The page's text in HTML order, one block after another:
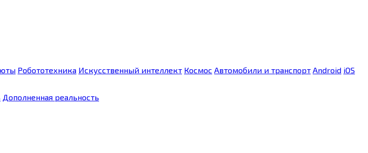
Робототехника Искусственный интеллект Космос Автомобили и транспорт Android iOS
Дополненная реальность